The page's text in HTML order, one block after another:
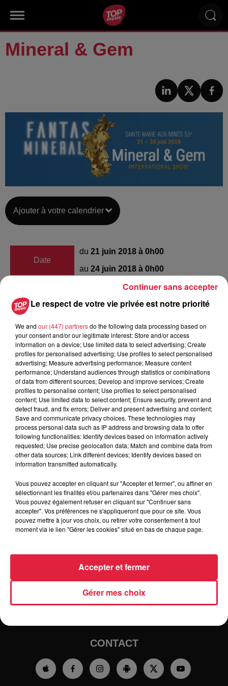
Mineral & Gem
Ajouter à votre calendrier
Date
du 21 juin 2018 à 0h00
au 24 juin 2018 à 0h00
Organisateur http://www.sainte-marie-mineral.com/fr/
Tarif Gratuit
TRAQUEURS D'EMPLOI
AGENDA PODCASTS
CONTACT
Le respect de votre vie privée est notre priorité
We and our (447) partnersdo the following data processing based on
your consent and/or our legitimate interest: Store and/or access
information on a device; Use limited data to select advertising; Create
profiles for personalised advertising; Use profiles to select personalised
advertising; Measure advertising performance; Measure content
performance; Understand audiences through statistics or combinations
of data from different sources; Develop and improve services; Create
profiles to personalise content; Use profiles to select personalised
content; Use limited data to select content; Ensure security, prevent and
detect fraud, and fix errors; Deliver and present advertising and content;
Save and communicate privacy choices. These technologies may
process personal data such as IP address and browsing data to offer
following functionalities: Identify devices based on information actively
requested; Use precise geolocation data; Match and combine data from
other data sources; Link different devices; Identify devices based on
information transmitted automatically.
Vous pouvez accepter en cliquant sur "Accepter et fermer", ou affiner en
sélectionnant les finalités et/ou partenaires dans "Gérer mes choix".
Vous pouvez également refuser en cliquant sur "Continuer sans
accepter". Vos préférences ne s'appliqueront que pour ce site. Vous
pouvez mettre à jour vos choix, ou retirer votre consentement à tout
moment via le lien "Gérer les cookies" situé en bas de chaque page.
Gérer mes choix
Accepter et fermer
Continuer sans accepter